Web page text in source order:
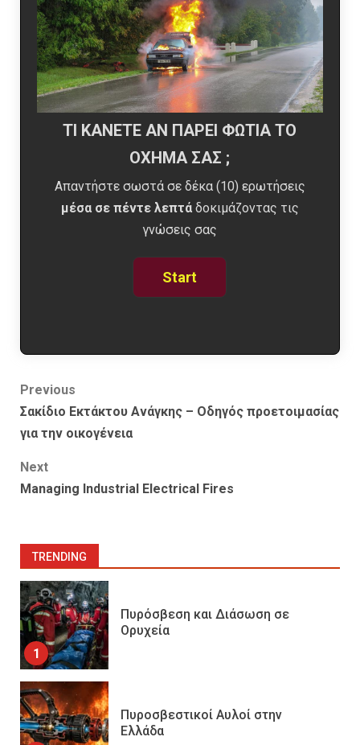
ΤΙ ΚΆΝΕΤΕ ΑΝ ΠΆΡΕΙ ΦΩΤΙΆ ΤΟ
ΌΧΗΜΑ ΣΑΣ ;
Απαντήστε σωστά σε δέκα (10) ερωτήσεις
μέσα σε πέντε λεπτάδοκιμάζοντας τις
γνώσεις σας
Post
navigation
Previous
Σακίδιο Εκτάκτου Ανάγκης – Οδηγός προετοιμασίας
για την οικογένεια
Next
Managing Industrial Electrical Fires
TRENDING
1
Πυρόσβεση και Διάσωση σε
Ορυχεία
Πυροσβεστικοί Αυλοί στην
Ελλάδα